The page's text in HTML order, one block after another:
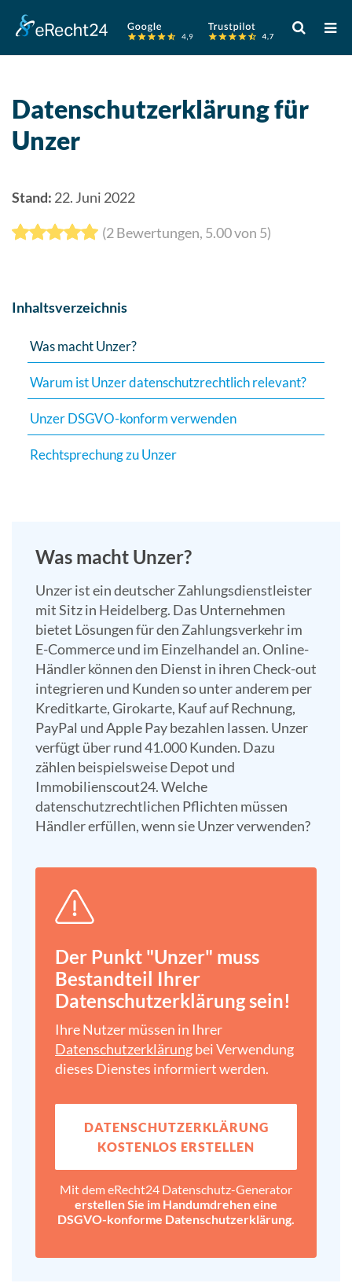
Verwende
die
Pfeile
oben
und
zu
Datenschutzerklärung für
Unzer
Stand: 22. Juni 2022
(2Bewertungen, 5.00von 5)
Inhaltsverzeichnis
Was macht Unzer?
Warum ist Unzer datenschutzrechtlich relevant?
Unzer DSGVO-konform verwenden
Rechtsprechung zu Unzer
Was macht Unzer?
Unzer ist ein deutscher Zahlungsdienstleister
mit Sitz in Heidelberg. Das Unternehmen
bietet Lösungen für den Zahlungsverkehr im
E-Commerce und im Einzelhandel an. Online-
Händler können den Dienst in ihren Check-out
integrieren und Kunden so unter anderem per
Kreditkarte, Girokarte, Kauf auf Rechnung,
PayPal und Apple Pay bezahlen lassen. Unzer
verfügt über rund 41.000 Kunden. Dazu
zählen beispielsweise Depot und
Immobilienscout24. Welche
datenschutzrechtlichen Pflichten müssen
Händler erfüllen, wenn sie Unzer verwenden?
Der Punkt "Unzer" muss
Bestandteil Ihrer
Datenschutz­erklärung sein!
Ihre Nutzer müssen in Ihrer
Datenschutz­erklärungbei Verwendung
dieses Dienstes informiert werden.
DATENSCHUTZ­ERKLÄRUNG
KOSTENLOS ERSTELLEN
Mit dem eRecht24 Datenschutz-Generator
erstellen Sie im Handumdrehen eine
DSGVO-konforme Datenschutz­erklärung.